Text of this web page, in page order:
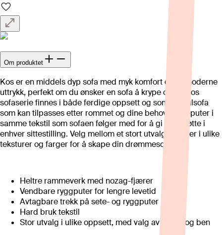
Om produktet
Kos er en middels dyp sofa med myk komfort og et moderne
uttrykk, perfekt om du ønsker en sofa å krype opp i. Kos
sofaserie finnes i både ferdige oppsett og som modulsofa
som kan tilpasses etter rommet og dine behov. Pynteputer i
samme tekstil som sofaen følger med for å gi god støtte i
enhver sittestilling. Velg mellom et stort utvalg tekstiler i ulike
teksturer og farger for å skape din drømmesofa.
Heltre rammeverk med nozag-fjærer
Vendbare ryggputer for lengre levetid
Avtagbare trekk på sete- og ryggputer
Hard bruk tekstil
Stor utvalg i ulike oppsett, med valg av tekstil og ben